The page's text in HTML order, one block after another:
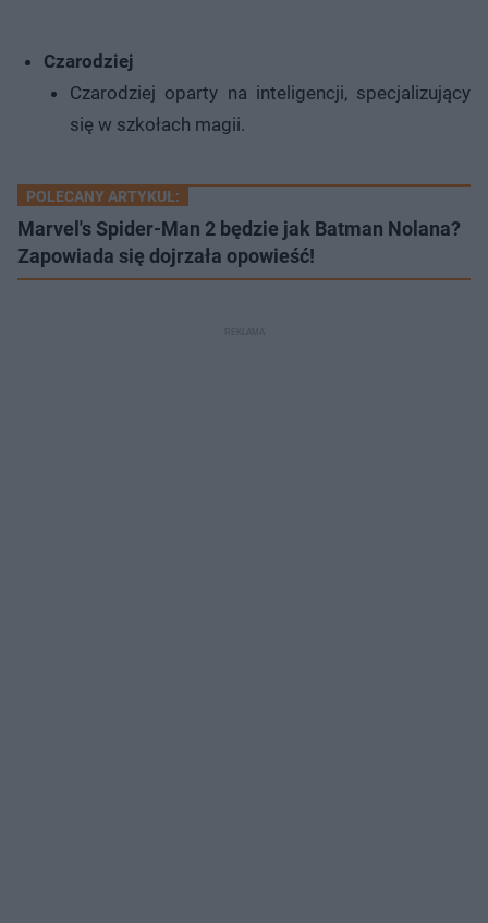
Czarodziej
Czarodziej oparty na inteligencji, specjalizujący
się w szkołach magii.
POLECANY ARTYKUŁ:
Marvel's Spider-Man 2 będzie jak Batman Nolana?
Zapowiada się dojrzała opowieść!